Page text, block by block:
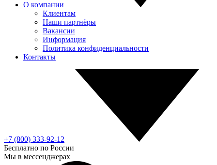
О компании
Клиентам
Наши партнёры
Вакансии
Информация
Политика конфиденциальности
Контакты
+7 (800) 333-92-12
Бесплатно по России
Мы в мессенджерах